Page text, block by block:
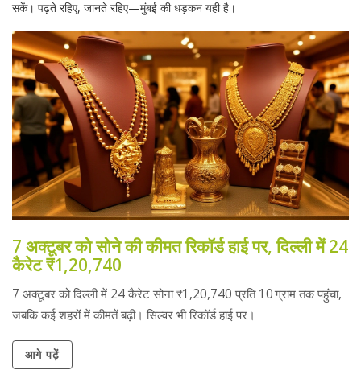
सकें। पढ़ते रहिए, जानते रहिए—मुंबई की धड़कन यही है।
7 अक्टूबर को सोने की कीमत रिकॉर्ड हाई पर, दिल्ली में 24
कैरेट ₹1,20,740
7 अक्टूबर को दिल्ली में 24 कैरेट सोना ₹1,20,740 प्रति 10 ग्राम तक पहुंचा,
जबकि कई शहरों में कीमतें बढ़ी। सिल्वर भी रिकॉर्ड हाई पर।
आगे पढ़ें